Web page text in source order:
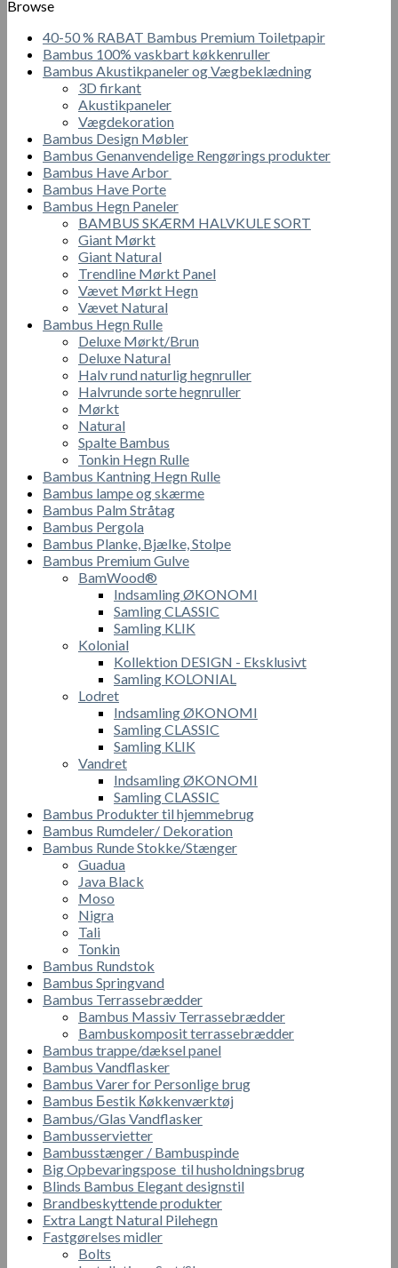
Browse
40-50 % RABAT Bambus Premium Toiletpapir
Bambus 100% vaskbart køkkenruller
Bambus Akustikpaneler og Vægbeklædning
3D firkant
Akustikpaneler
Vægdekoration
Bambus Design Møbler
Bambus Genanvendelige Rengørings produkter
Bambus Have Arbor
Bambus Have Porte
Bambus Hegn Paneler
BAMBUS SKÆRM HALVKULE SORT
Giant Mørkt
Giant Natural
Trendline Mørkt Panel
Vævet Mørkt Hegn
Vævet Natural
Bambus Hegn Rulle
Deluxe Mørkt/Brun
Deluxe Natural
Halv rund naturlig hegnruller
Halvrunde sorte hegnruller
Mørkt
Natural
Spalte Bambus
Tonkin Hegn Rulle
Bambus Kantning Hegn Rulle
Bambus lampe og skærme
Bambus Palm Stråtag
Bambus Pergola
Bambus Planke, Bjælke, Stolpe
Bambus Premium Gulve
BamWood®
Indsamling ØKONOMI
Samling CLASSIC
Samling KLIK
Kolonial
Kollektion DESIGN - Eksklusivt
Samling KOLONIAL
Lodret
Indsamling ØKONOMI
Samling CLASSIC
Samling KLIK
Vandret
Indsamling ØKONOMI
Samling CLASSIC
Bambus Produkter til hjemmebrug
Bambus Rumdeler/ Dekoration
Bambus Runde Stokke/Stænger
Guadua
Java Black
Moso
Nigra
Tali
Tonkin
Bambus Rundstok
Bambus Springvand
Bambus Terrassebrædder
Bambus Massiv Terrassebrædder
Bambuskomposit terrassebrædder
Bambus trappe/dæksel panel
Bambus Vandflasker
Bambus Varer for Personlige brug
Bambus Бestik Кøkkenværktøj
Bambus/Glas Vandflasker
Bambusservietter
Bambusstænger / Bambuspinde
Big Opbevaringspose til husholdningsbrug
Blinds Bambus Elegant designstil
Brandbeskyttende produkter
Extra Langt Natural Pilehegn
Fastgørelses midler
Bolts